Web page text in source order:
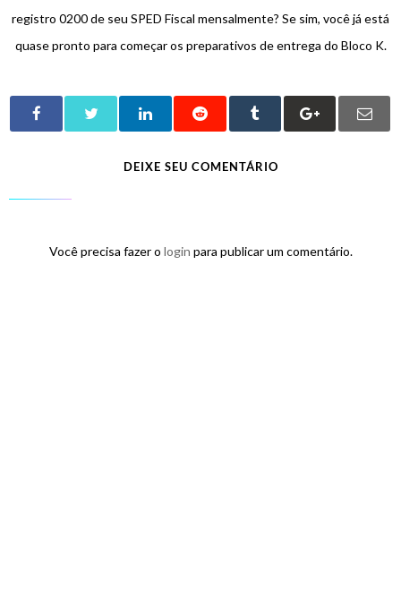
registro 0200 de seu SPED Fiscal mensalmente? Se sim, você já está
quase pronto para começar os preparativos de entrega do Bloco K.
DEIXE SEU COMENTÁRIO
Você precisa fazer o login para publicar um comentário.